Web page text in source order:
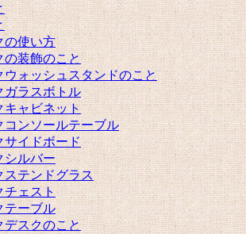
の使い方
装飾のこと
ウォッシュスタンドのこと
ガラスボトル
キャビネット
コンソールテーブル
サイドボード
シルバー
ステンドグラス
ェスト
テーブル
デスクのこと